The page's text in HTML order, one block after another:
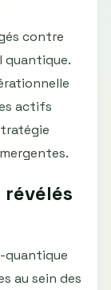
contre
quantique.
actifs
quantique
au sein des